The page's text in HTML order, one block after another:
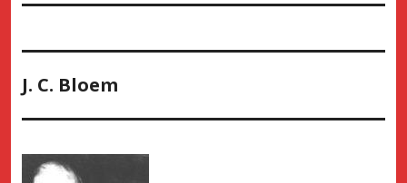
J. C. Bloem